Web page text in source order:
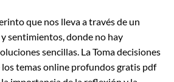
que nos lleva a través de un
sentimientos, donde no hay
sencillas. La Toma decisiones
temas online profundos gratis pdf